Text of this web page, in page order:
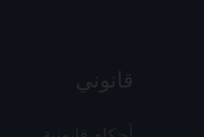
قانوني